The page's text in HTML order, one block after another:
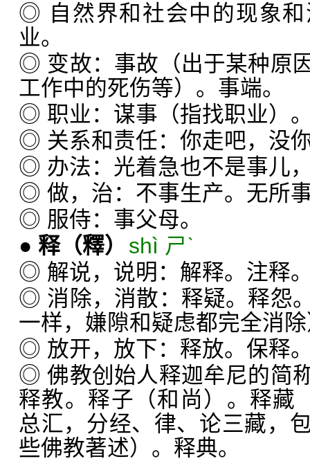
◎ 自然界和社会中的现象
业。
◎ 变故：事故（出于某种原
工作中的死伤等）。事端。
◎ 职业：谋事（指找职业）
◎ 关系和责任：你走吧，没
◎ 办法：光着急也不是事儿
◎ 做，治：不事生产。无所
◎ 服侍：事父母。
● 释（釋）
shì ㄕˋ
◎ 解说，说明：解释。注释
◎ 消除，消散：释疑。释怨
一样，嫌隙和疑虑都完全消
◎ 放开，放下：释放。保释
◎ 佛教创始人释迦牟尼的简
释教。释子（和尚）。释藏
总汇，分经、律、论三藏，
些佛教著述）。释典。